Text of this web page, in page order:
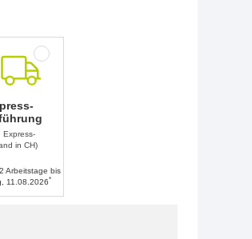
Express-
in CH)
2 Arbeitstage bis
11.08.2026*